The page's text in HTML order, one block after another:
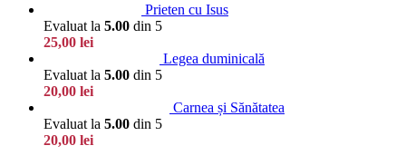
Prieten cu Isus
Evaluat la 5.00 din 5
25,00 lei
Legea duminicală
Evaluat la 5.00 din 5
20,00 lei
Carnea și Sănătatea
Evaluat la 5.00 din 5
20,00 lei